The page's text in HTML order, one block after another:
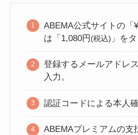
ABEMA公式サイトの「
は「1,080円 (税込) 」をタ
登録するメールアドレ
入力。
認証コードによる本人
ABEMAプレミアムの支